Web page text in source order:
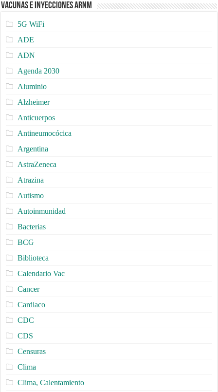
Vacunas e Inyecciones ARNm
5G WiFi
ADE
ADN
Agenda 2030
Aluminio
Alzheimer
Anticuerpos
Antineumocócica
Argentina
AstraZeneca
Atrazina
Autismo
Autoinmunidad
Bacterias
BCG
Biblioteca
Calendario Vac
Cancer
Cardiaco
CDC
CDS
Censuras
Clima
Clima, Calentamiento